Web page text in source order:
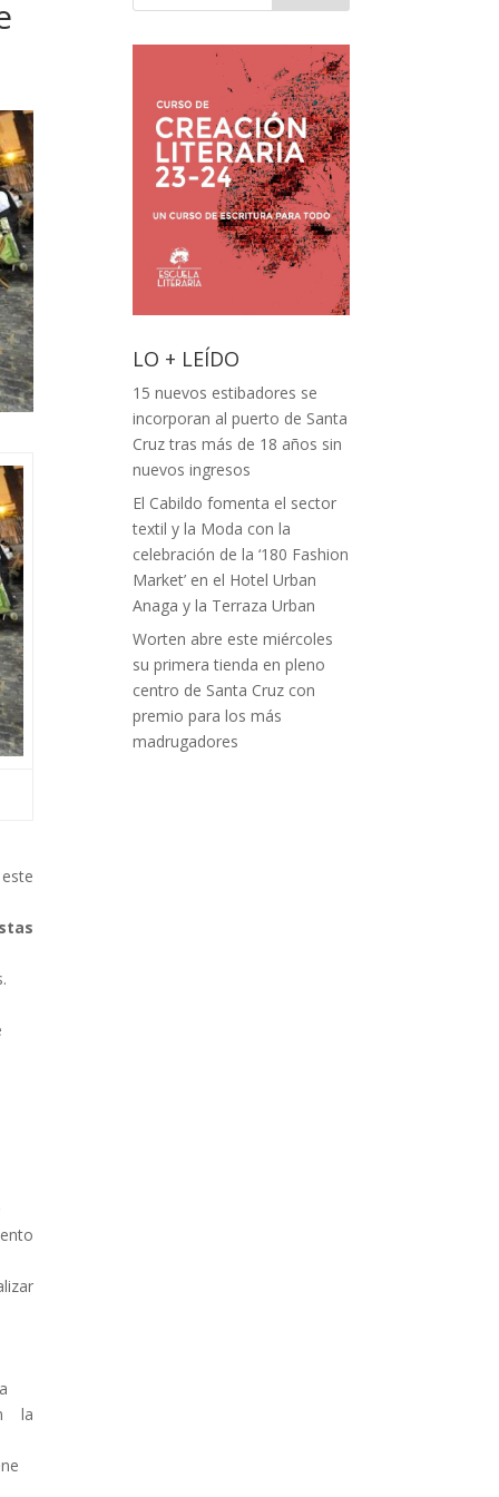
la
LO + LEÍDO
15 nuevos estibadores se
incorporan al puerto de Santa
Cruz tras más de 18 años sin
nuevos ingresos
El Cabildo fomenta el sector
textil y la Moda con la
celebración de la ‘180 Fashion
Market’ en el Hotel Urban
Anaga y la Terraza Urban
Worten abre este miércoles
su primera tienda en pleno
centro de Santa Cruz con
premio para los más
madrugadores